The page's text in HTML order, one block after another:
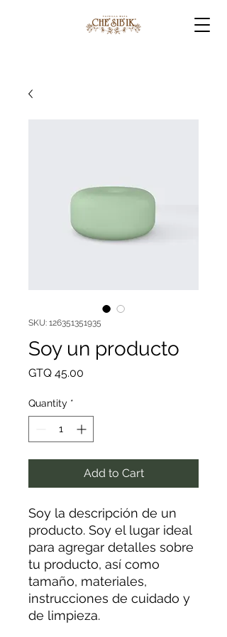
SKU: 126351351935
Soy un producto
GTQ 45.00
Quantity *
Add to Cart
Soy la descripción de un
producto. Soy el lugar ideal
para agregar detalles sobre
tu producto, así como
tamaño, materiales,
instrucciones de cuidado y
de limpieza.